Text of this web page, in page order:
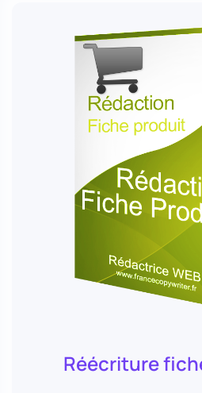
Réécriture